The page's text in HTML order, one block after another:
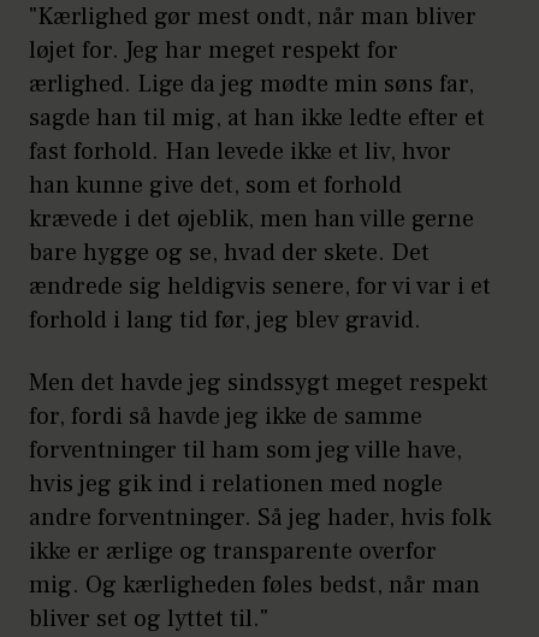
"Kærlighed gør mest ondt, når man bliver
løjet for. Jeg har meget respekt for
ærlighed. Lige da jeg mødte min søns far,
sagde han til mig, at han ikke ledte efter et
fast forhold. Han levede ikke et liv, hvor
han kunne give det, som et forhold
krævede i det øjeblik, men han ville gerne
bare hygge og se, hvad der skete. Det
ændrede sig heldigvis senere, for vi var i et
forhold i lang tid før, jeg blev gravid.
Men det havde jeg sindssygt meget respekt
for, fordi så havde jeg ikke de samme
forventninger til ham som jeg ville have,
hvis jeg gik ind i relationen med nogle
andre forventninger. Så jeg hader, hvis folk
ikke er ærlige og transparente overfor
mig. Og kærligheden føles bedst, når man
bliver set og lyttet til."